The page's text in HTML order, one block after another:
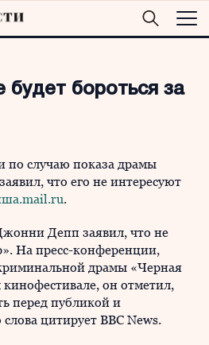
бороться за
по случаю показа драмы
что его не интересуют
.
Депп заявил, что не
На пресс-конференции,
драмы «Черная
он отметил,
перед публикой и
цитирует BBC News.